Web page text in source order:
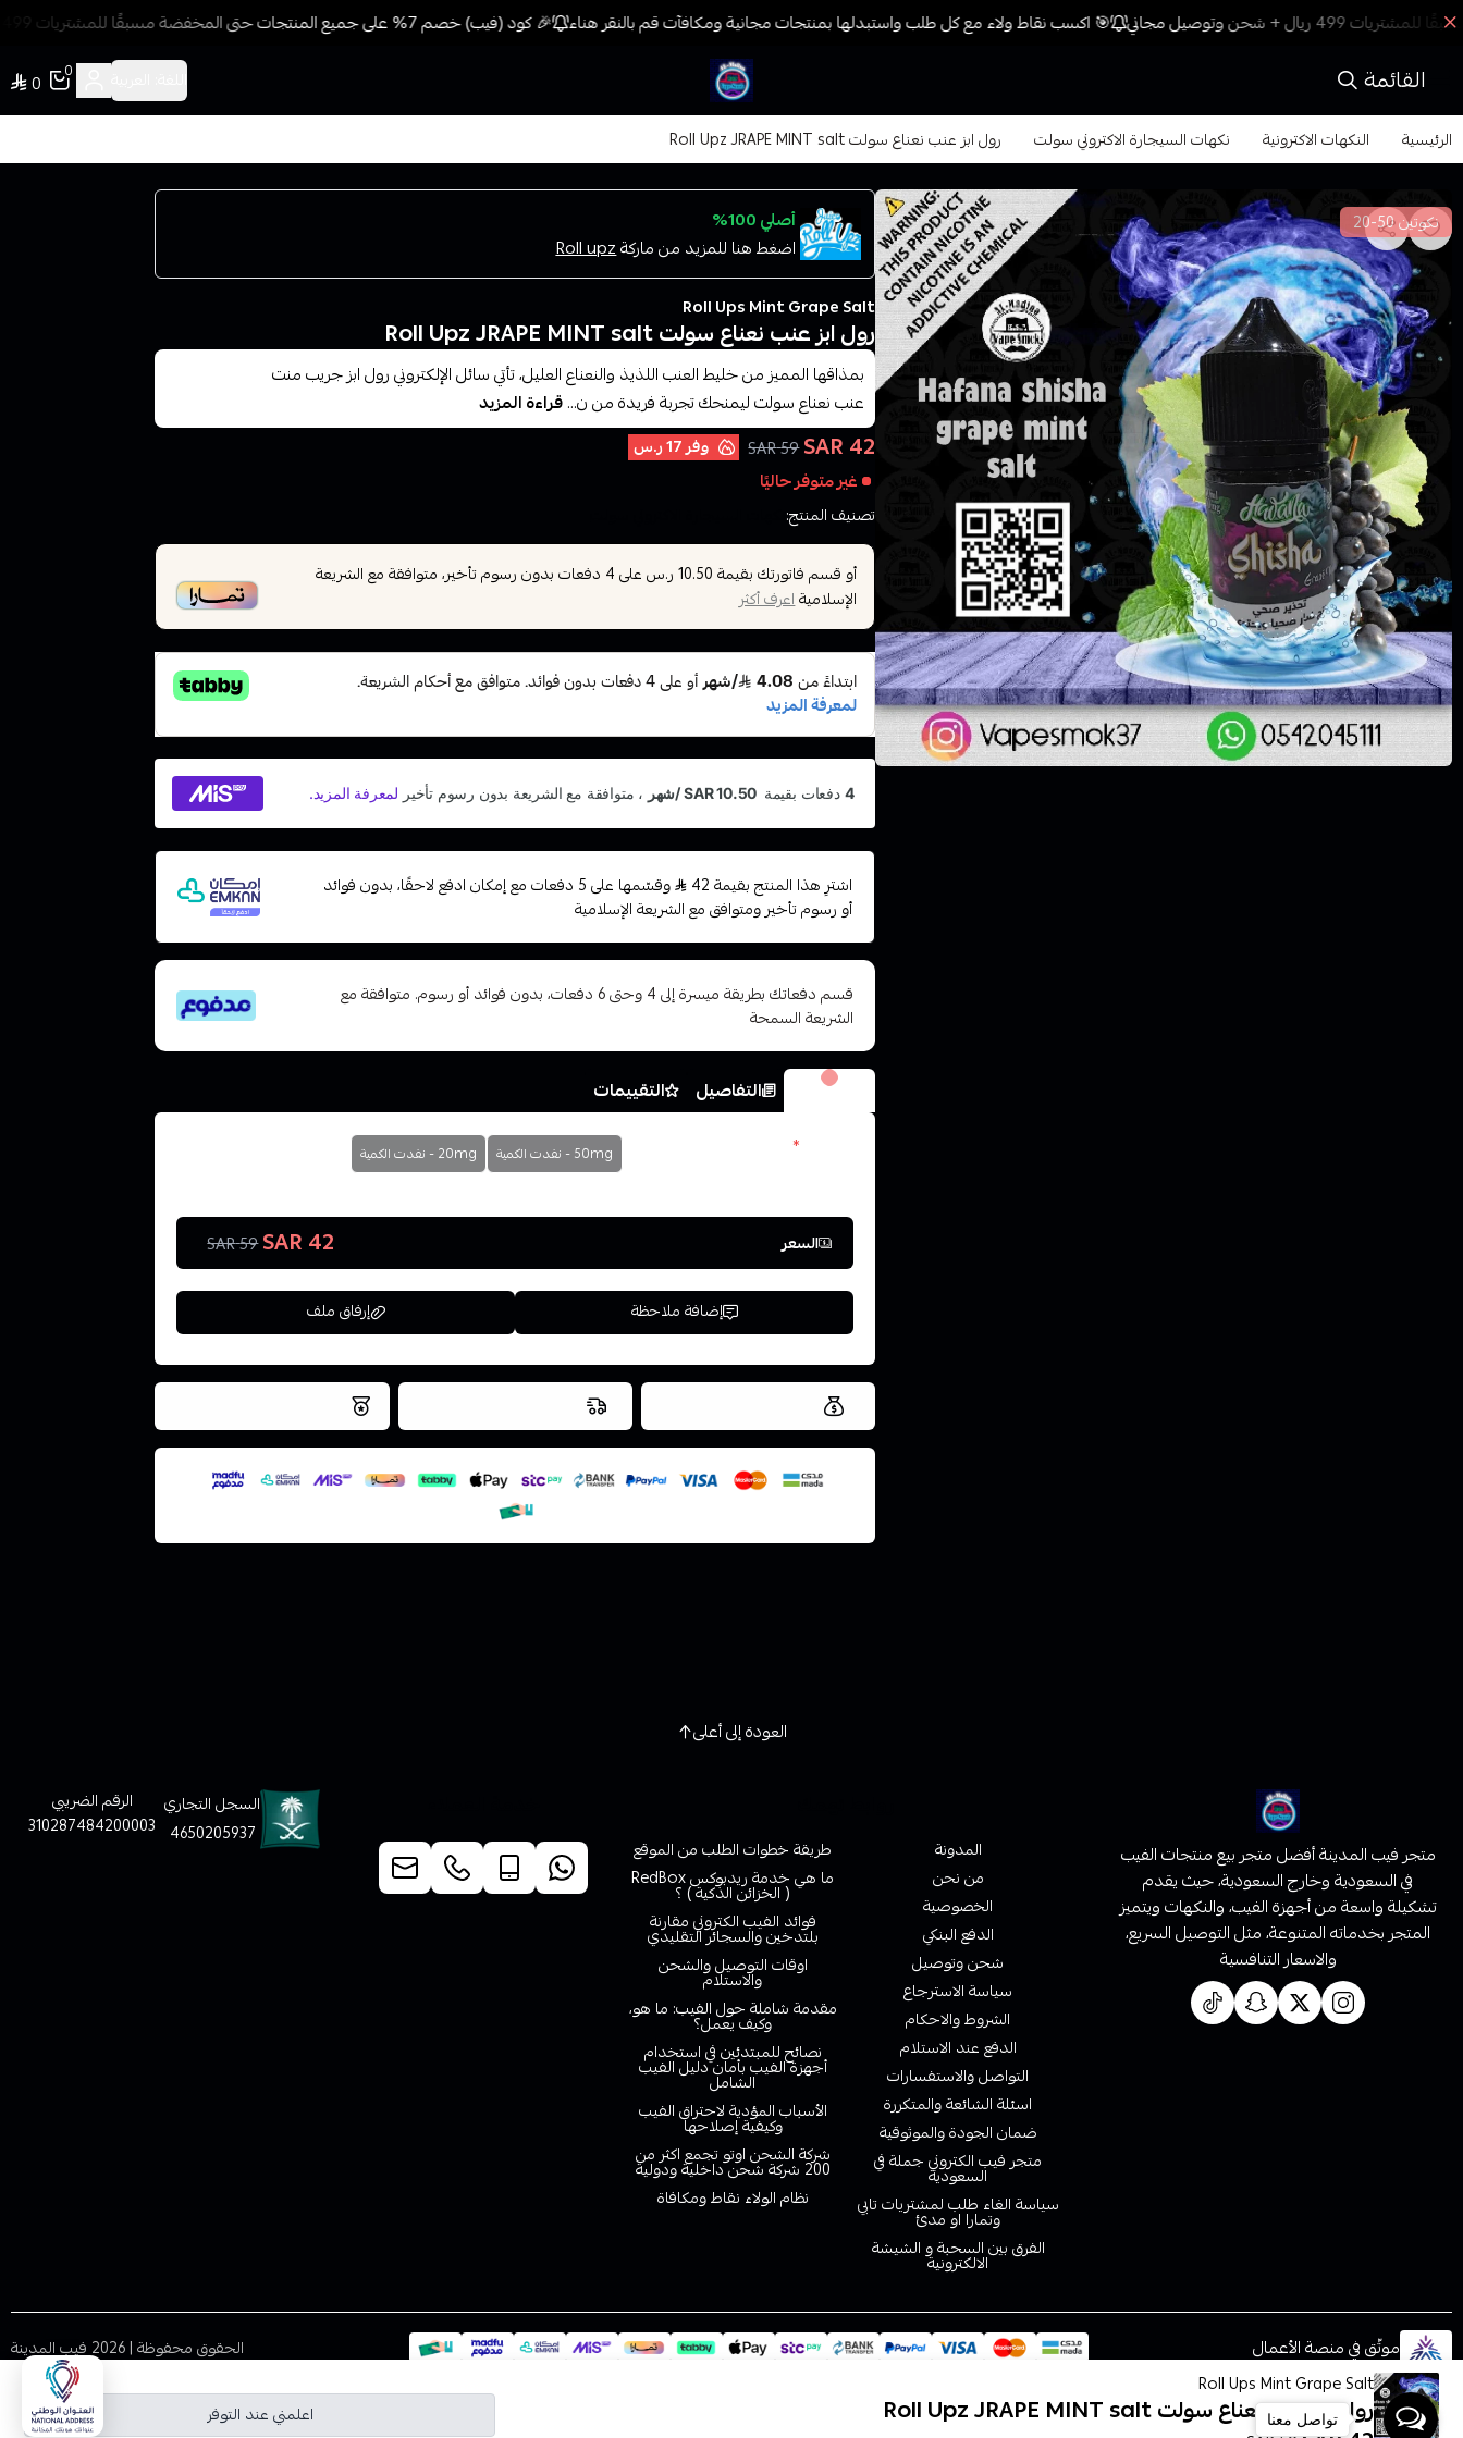
🎯 اكسب نقاط ولاء مع كل طلب واستبدلها بمنتجات مجانية ومكافآت قم بالنقر هناء 🎉 كود (فيب) خصم 7% على جميع المنتجات حتى المخفضة مسبقًا للمشتريات 499 ريال + شحن وتوصيل مجاني
القائمة فيب المدينة
0
0
الرئيسية النكهات الاكترونية نكهات السيجارة الاكتروني سولت رول ابز عنب نعناع سولت Roll Upz JRAPE MINT salt
نكوتين 50-20
أصلي 100%
اضغط هنا للمزيد من ماركةRoll upz
Roll Ups Mint Grape Salt
رول ابز عنب نعناع سولت Roll Upz JRAPE MINT salt
بمذاقها المميز من خليط العنب اللذيذ والنعناع العليل، تأتي سائل الإلكتروني رول ابز جريب منت
عنب نعناع سولت ليمنحك تجربة فريدة من ن...قراءة المزيد
42 SAR
59 SAR وفر17 ر.س
غير متوفر حاليًا
تصنيف المنتج:
أو قسم فاتورتك بقيمة 10.50 ر.س على4 دفعات بدون رسوم تأخير، متوافقة مع الشريعة
الإسلاميةاعرف أكثر
اشترِ هذا المنتج بقيمة 42
وقسّمها على 5 دفعات مع إمكان ادفع لاحقًا، بدون فوائد
أو رسوم تأخير ومتوافق مع الشريعة الإسلامية
قسم دفعاتك بطريقة ميسرة إلى 4 وحتى 6 دفعات، بدون فوائد أو رسوم. متوافقة مع
الشريعة السمحة
Roll Ups Mint Grape Salt
رول ابز عنب نعناع سولت Roll Upz JRAPE MINT salt اعلمني عند التوفر
الخيارات التفاصيل التقييمات
* 50mg - نفدت الكمية 20mg - نفدت الكمية
السعر 42 SAR
59 SAR
إضافة ملاحظة إرفاق ملف
اسحب و افلت الملف هنا
استعراض
العروض والشحن مجاني نتميز بلجودة والتخزين الامن
العودة إلى أعلى
متجر فيب المدينة أفضل متجر بيع منتجات الفيب
في السعودية وخارج السعودية، حيث يقدم
تشكيلة واسعة من أجهزة الفيب، والنكهات ويتميز
المتجر بخدماته المتنوعة، مثل التوصيل السريع،
والاسعار التنافسية
المدونة
من نحن
الخصوصية
الدفع البنكي
شحن وتوصيل
سياسة الاسترجاع
الشروط والاحكام
الدفع عند الاستلام
التواصل والاستفسارات
اسئلة الشائعة والمتكررة
ضمان الجودة والموثوقية
متجر فيب الكتروني جملة في
السعودية
سياسة الغاء طلب لمشتريات تابي
وتمارا او مدئ
الفرق بين السحبة و الشيشة
الالكترونية
طريقة خطوات الطلب من الموقع
ما هي خدمة ريدبوكس RedBox
( الخزائن الذكية ) ؟
فوائد الفيب الكتروني مقارنة
بلتدخين والسجائر التقليدي
اوقات التوصيل والشحن
والاستلام
مقدمة شاملة حول الفيب: ما هو،
وكيف يعمل؟
نصائح للمبتدئين في استخدام
أجهزة الفيب بأمان دليل الفيب
الشامل
الأسباب المؤدية لاحتراق الفيب
وكيفية إصلاحها
شركة الشحن اوتو تجمع اكثر من
200 شركة شحن داخلية ودولية
نظام الولاء نقاط ومكافاة
السجل التجاري
4650205937
الرقم الضريبي
310287484200003
موثّق في منصة الأعمال الحقوق محفوظة | 2026 فيب المدينة
تواصل معنا